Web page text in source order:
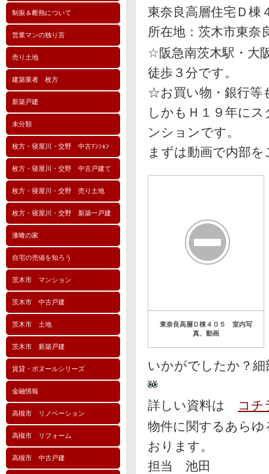
制振＆断熱について
営業マンの独り言
売り土地
建築業者 枚方
新築戸建
未分類
枚方・寝屋川・交野 中古ﾏﾝｼｮﾝ
枚方・寝屋川・交野 中古戸建て
枚方・寝屋川・交野 売り土地
枚方・寝屋川・交野 新築一戸建
漆喰の家
自宅の売値を知ろう
茨木市 マンション
茨木市 中古戸建
茨木市 土地
茨木市 新築戸建
賃貸・ボヌールシリーズ
金融情報
高槻市 リノベーション
高槻市 リフォーム
高槻市 中古戸建
東奈良高層住宅Ｄ棟
所在地：茨木市東
☆阪急南茨木駅・大
徒歩３分です。
☆お買い物・銀行等
しかもＨ１９年に
ンションです。
まずは動画で内部を
東奈良高層Ｄ棟４０５ 室内写
真、動画
いかがでしたか？
詳しい資料は
コチ
物件に関するあら
おります。
担当 池田